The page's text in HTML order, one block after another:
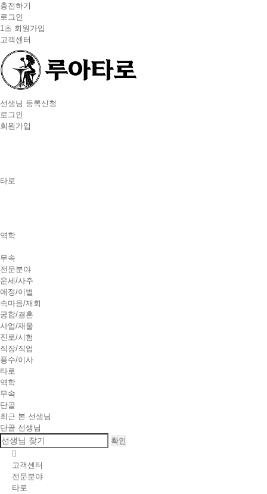
충전하기
로그인
1초 회원가입
고객센터
선생님 등록신청
로그인
회원가입
타로
역학
무속
전문분야
운세/사주
애정/이별
속마음/재회
궁합/결혼
사업/재물
진로/시험
직장/직업
풍수/이사
타로
역학
무속
단골
최근 본 선생님
단골 선생님
확인
고객센터
전문분야
타로